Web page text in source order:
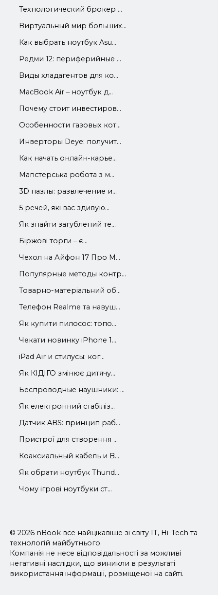
Технологический брокер ...
Виртуальный мир больших...
Как выбрать ноутбук Asu...
Редми 12: периферийные ...
Виды хладагентов для ко...
MacBook Air – ноутбук д...
Почему стоит инвестиров...
Особенности газовых кот...
Инверторы Deye: получит...
Как начать онлайн-карье...
Магістерська робота з м...
3D пазлы: развлечение и...
5 речей, які вас здивую...
Як знайти загублений те...
Біржові торги – є...
Чехол на Айфон 17 Про М...
Популярные методы контр...
Товарно-матеріальний об...
Телефон Realme та навуш...
Як купити пилосос: топо...
Чекати новинку iPhone 1...
iРad Аir и стилусы: ког...
Як КІДІГО змінює дитячу...
Беспроводные наушники: ...
Як електронний стабіліз...
Датчик ABS: принцип раб...
Пристрої для створення ...
Коаксиальный кабель и В...
Як обрати ноутбук Thund...
Чому ігрові ноутбуки ст...
© 2026 nBook все найцікавіше зі світу IT, Hi-Tech та
технологій майбутнього.
Компанія не несе відповідальності за можливі
негативні наслідки, що виникли в результаті
використання інформації, розміщеної на сайті.